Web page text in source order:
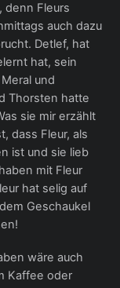
denn Fleurs
auch dazu
Detlef, hat
hat, sein
und
Thorsten hatte
sie mir erzählt
dass Fleur, als
ist und sie lieb
mit Fleur
hat selig auf
Geschaukel
wäre auch
Kaffee oder